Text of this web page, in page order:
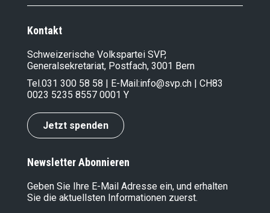
Kontakt
Schweizerische Volkspartei SVP,
Generalsekretariat, Postfach, 3001 Bern
Tel.031 300 58 58 | E-Mail:info@svp.ch | CH83
0023 5235 8557 0001 Y
Jetzt spenden
Newsletter Abonnieren
Geben Sie Ihre E-Mail Adresse ein, und erhalten
Sie die aktuellsten Informationen zuerst.